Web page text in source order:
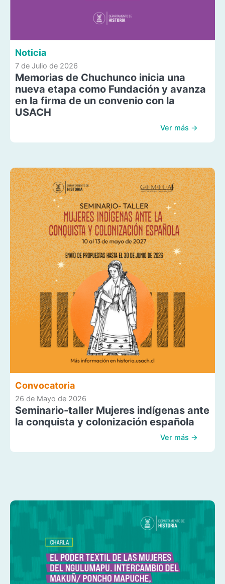
Noticia
7 de Julio de 2026
Memorias de Chuchunco inicia una
nueva etapa como Fundación y avanza
en la firma de un convenio con la
USACH
Ver más →
Convocatoria
26 de Mayo de 2026
Seminario-taller Mujeres indígenas ante
la conquista y colonización española
Ver más →